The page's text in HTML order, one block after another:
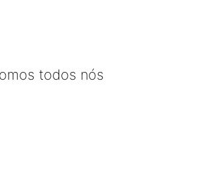
todos nós